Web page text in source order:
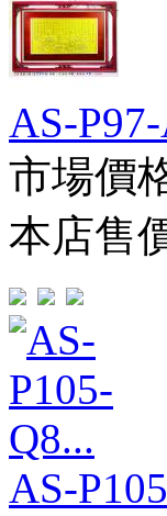
AS-
市場價
本店售
AS-